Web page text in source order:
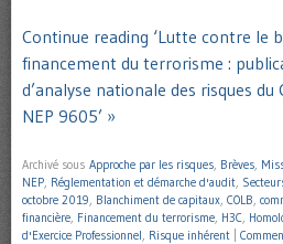
Continue reading ‘Lutte contre le
financement du terrorisme :
d’analyse nationale des risques
NEP 9605’ »
Archivé sous Approche par les risques, Brèves,
NEP, Réglementation et démarche d'audit,
octobre 2019, Blanchiment de capitaux, COLB,
financière, Financement du terrorisme, H3C,
d'Exercice Professionnel, Risque inhérent